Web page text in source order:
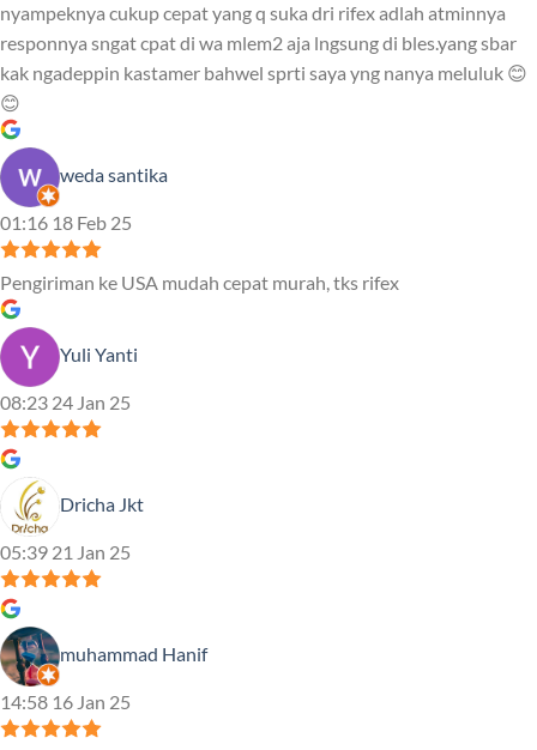
nyampeknya cukup cepat yang q suka dri rifex adlah atminnya
responnya sngat cpat di wa mlem2 aja lngsung di bles.yang sbar
kak ngadeppin kastamer bahwel sprti saya yng nanya meluluk 😊
😊
weda santika
01:16 18 Feb 25
Pengiriman ke USA mudah cepat murah, tks rifex
Yuli Yanti
08:23 24 Jan 25
Dricha Jkt
05:39 21 Jan 25
muhammad Hanif
14:58 16 Jan 25